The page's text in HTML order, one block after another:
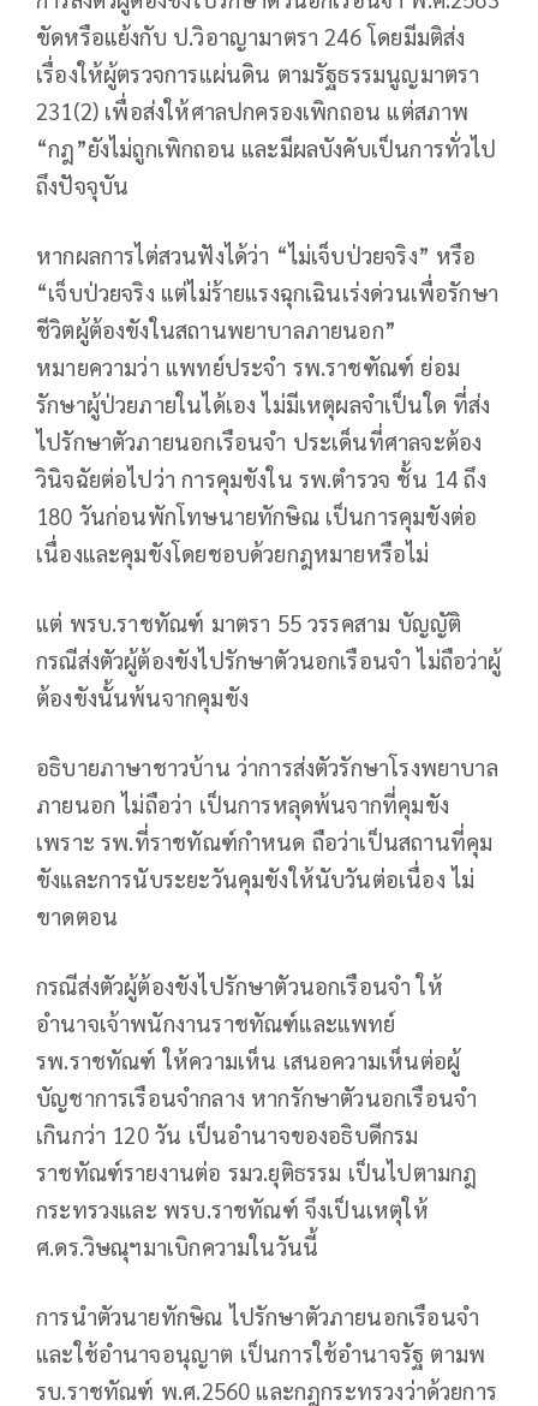
ขัดหรือแย้งกับ ป.วิอาญามาตรา 246 โดยมีมติส่ง
เรื่องให้ผู้ตรวจการแผ่นดิน ตามรัฐธรรมนูญมาตรา
231(2) เพื่อส่งให้ศาลปกครองเพิกถอน แต่สภาพ
“กฎ”ยังไม่ถูกเพิกถอน และมีผลบังคับเป็นการทั่วไป
ถึงปัจจุบัน
หากผลการไต่สวนฟังได้ว่า “ไม่เจ็บป่วยจริง” หรือ
“เจ็บป่วยจริง แต่ไม่ร้ายแรงฉุกเฉินเร่งด่วนเพื่อรักษา
ชีวิตผู้ต้องขังในสถานพยาบาลภายนอก”
หมายความว่า แพทย์ประจำ รพ.ราชฑัณฑ์ ย่อม
รักษาผู้ป่วยภายในได้เอง ไม่มีเหตุผลจำเป็นใด ที่ส่ง
ไปรักษาตัวภายนอกเรือนจำ ประเด็นที่ศาลจะต้อง
วินิจฉัยต่อไปว่า การคุมขังใน รพ.ตำรวจ ชั้น 14 ถึง
180 วันก่อนพักโทษนายทักษิณ เป็นการคุมขังต่อ
เนื่องและคุมขังโดยชอบด้วยกฎหมายหรือไม่
แต่ พรบ.ราชทัณฑ์ มาตรา 55 วรรคสาม บัญญัติ
กรณีส่งตัวผู้ต้องขังไปรักษาตัวนอกเรือนจำ ไม่ถือว่าผู้
ต้องขังนั้นพ้นจากคุมขัง
อธิบายภาษาชาวบ้าน ว่าการส่งตัวรักษาโรงพยาบาล
ภายนอก ไม่ถือว่า เป็นการหลุดพ้นจากที่คุมขัง
เพราะ รพ.ที่ราชทัณฑ์กำหนด ถือว่าเป็นสถานที่คุม
ขังและการนับระยะวันคุมขังให้นับวันต่อเนื่อง ไม่
ขาดตอน
กรณีส่งตัวผู้ต้องขังไปรักษาตัวนอกเรือนจำ ให้
อำนาจเจ้าพนักงานราชทัณฑ์และแพทย์
รพ.ราชทัณฑ์ ให้ความเห็น เสนอความเห็นต่อผู้
บัญชาการเรือนจำกลาง หากรักษาตัวนอกเรือนจำ
เกินกว่า 120 วัน เป็นอำนาจของอธิบดีกรม
ราชทัณฑ์รายงานต่อ รมว.ยุติธรรม เป็นไปตามกฎ
กระทรวงและ พรบ.ราชทัณฑ์ จึงเป็นเหตุให้
ศ.ดร.วิษณุฯมาเบิกความในวันนี้
การนำตัวนายทักษิณ ไปรักษาตัวภายนอกเรือนจำ
และใช้อำนาจอนุญาต เป็นการใช้อำนาจรัฐ ตามพ
รบ.ราชทัณฑ์ พ.ศ.2560 และกฎกระทรวงว่าด้วยการ